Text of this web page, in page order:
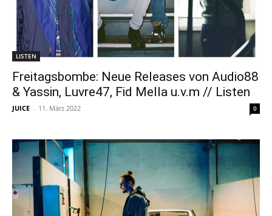
LISTEN
Freitagsbombe: Neue Releases von Audio88
& Yassin, Luvre47, Fid Mella u.v.m // Listen
JUICE - 11. März 2022 0